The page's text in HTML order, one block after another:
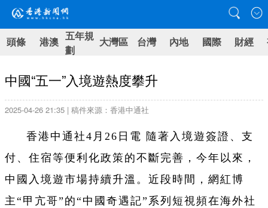
頭條 港澳 五年規
劃
大灣區 台灣 內地 國際 財經
中國“五一”入境遊熱度攀升
2025-04-26 21:35 | 稿件來源：香港中通社
香港中通社4月26日電 隨著入境遊簽證、支
付、住宿等便利化政策的不斷完善，今年以來，
中國入境遊市場持續升溫。近段時間，網紅博
主“甲亢哥”的“中國奇遇記”系列短視頻在海外社